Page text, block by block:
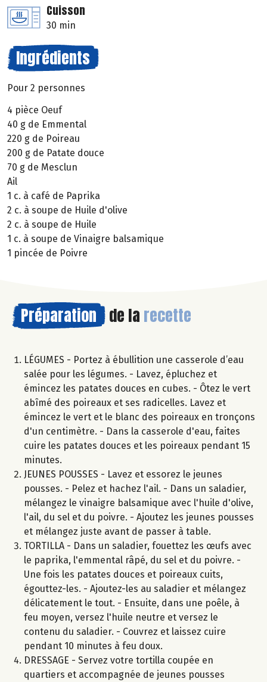
Cuisson
30 min
Ingrédients
Pour 2 personnes
4 pièce Oeuf
40 g de Emmental
220 g de Poireau
200 g de Patate douce
70 g de Mesclun
Ail
1 c. à café de Paprika
2 c. à soupe de Huile d'olive
2 c. à soupe de Huile
1 c. à soupe de Vinaigre balsamique
1 pincée de Poivre
Préparation de la recette
LÉGUMES - Portez à ébullition une casserole d’eau
salée pour les légumes. - Lavez, épluchez et
émincez les patates douces en cubes. - Ôtez le vert
abîmé des poireaux et ses radicelles. Lavez et
émincez le vert et le blanc des poireaux en tronçons
d'un centimètre. - Dans la casserole d'eau, faites
cuire les patates douces et les poireaux pendant 15
minutes.
JEUNES POUSSES - Lavez et essorez le jeunes
pousses. - Pelez et hachez l'ail. - Dans un saladier,
mélangez le vinaigre balsamique avec l'huile d'olive,
l'ail, du sel et du poivre. - Ajoutez les jeunes pousses
et mélangez juste avant de passer à table.
TORTILLA - Dans un saladier, fouettez les œufs avec
le paprika, l'emmental râpé, du sel et du poivre. -
Une fois les patates douces et poireaux cuits,
égouttez-les. - Ajoutez-les au saladier et mélangez
délicatement le tout. - Ensuite, dans une poêle, à
feu moyen, versez l'huile neutre et versez le
contenu du saladier. - Couvrez et laissez cuire
pendant 10 minutes à feu doux.
DRESSAGE - Servez votre tortilla coupée en
quartiers et accompagnée de jeunes pousses